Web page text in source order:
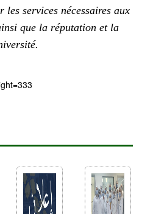
services nécessaires aux
que la réputation et la